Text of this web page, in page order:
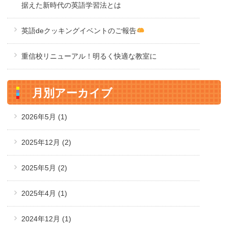
据えた新時代の英語学習法とは
英語deクッキングイベントのご報告
重信校リニューアル！明るく快適な教室に
月別アーカイブ
2026年5月 (1)
2025年12月 (2)
2025年5月 (2)
2025年4月 (1)
2024年12月 (1)